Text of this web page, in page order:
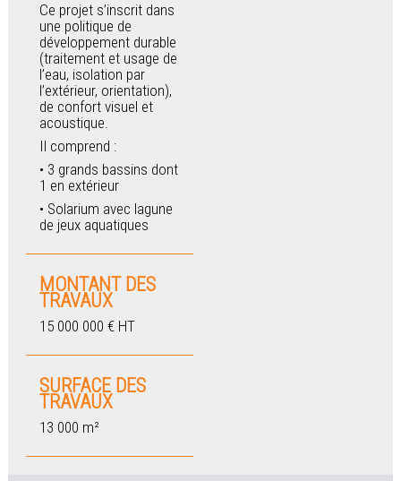
Ce projet s’inscrit dans
une politique de
développement durable
(traitement et usage de
l’eau, isolation par
l’extérieur, orientation),
de confort visuel et
acoustique.
Il comprend :
3 grands bassins dont
1 en extérieur
Solarium avec lagune
de jeux aquatiques
MONTANT DES
TRAVAUX
15 000 000 € HT
SURFACE DES
TRAVAUX
13 000 m²